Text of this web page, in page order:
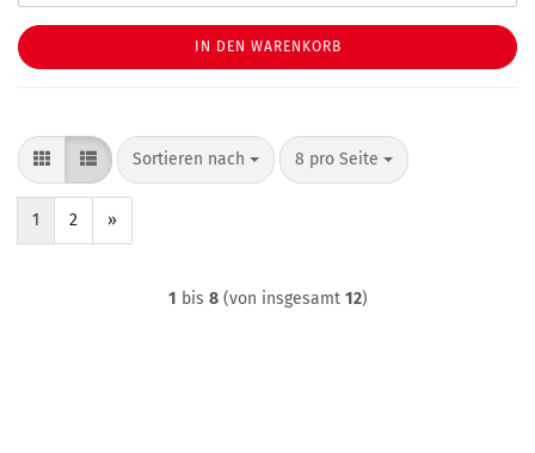
IN DEN WARENKORB
Sortieren nach
Sortieren nach 8 pro Seite
pro Seite
1 2 »
1 bis 8(von insgesamt 12)